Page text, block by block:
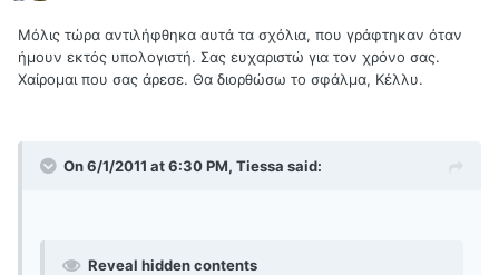
Μόλις τώρα αντιλήφθηκα αυτά τα σχόλια, που γράφτηκαν όταν
ήμουν εκτός υπολογιστή. Σας ευχαριστώ για τον χρόνο σας.
Χαίρομαι που σας άρεσε. Θα διορθώσω το σφάλμα, Κέλλυ.
On 6/1/2011 at 6:30 PM, Tiessa said:
Reveal hidden contents